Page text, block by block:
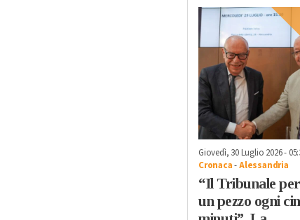
Giovedì, 30 Luglio 2026 -
Cronaca-Alessandria
“Il Tribunale
un pezzo ogni